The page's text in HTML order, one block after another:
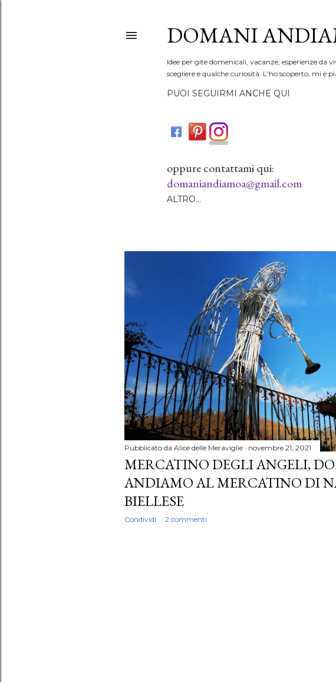
DOMANI
Idee per gite domenicali, vacanze, esperienze da
scegliere e qualche curiosità. L'ho scoperto, mi è
PUOI SEGUIRMI ANCHE QUI
oppure contattami qui:
domaniandiamoa@gmail.com
ALTRO…
P
o
s
t
Pubblicato da Alice delle Meraviglie novembre 21, 2021
MERCATINO DEGLI ANGELI,
ANDIAMO AL MERCATINO DI
BIELLESE
Condividi 2 commenti